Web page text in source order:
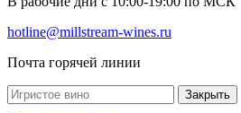
hotline@millstream-wines.ru
Почта горячей линии
Закрыть